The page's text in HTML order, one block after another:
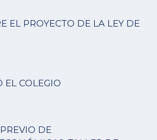
EL PROYECTO DE LA LEY DE
EL COLEGIO
DE